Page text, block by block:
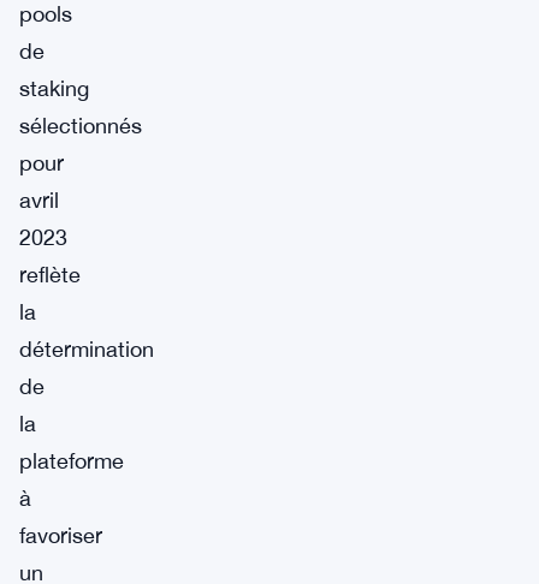
pools
de
staking
sélectionnés
pour
avril
2023
reflète
la
détermination
de
la
plateforme
à
favoriser
un